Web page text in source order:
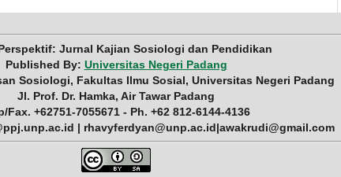
Jurnal Kajian Sosiologi dan Pendidikan
Published By: Universitas Negeri Padang
Sosiologi, Fakultas Ilmu Sosial, Universitas Negeri Padang
Jl. Prof. Dr. Hamka, Air Tawar Padang
Fax. +62751-7055671 - Ph. +62 812-6144-4136
| rhavyferdyan@unp.ac.id|awakrudi@gmail.com